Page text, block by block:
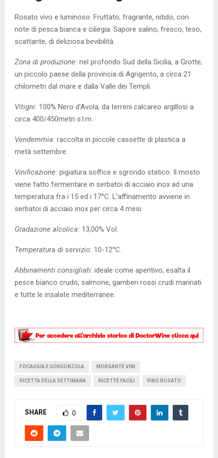
Rosato vivo e luminoso. Fruttato, fragrante, nitido, con
note di pesca bianca e ciliegia. Sapore salino, fresco, teso,
scattante, di deliziosa bevibilità.
Zona di produzione: nel profondo Sud della Sicilia, a Grotte,
un piccolo paese della provincia di Agrigento, a circa 21
chilometri dal mare e dalla Valle dei Templi.
Vitigni: 100% Nero d’Avola, da terreni calcareo argillosi a
circa 400/450metri s.l.m.
Vendemmia: raccolta in piccole cassette di plastica a
metà settembre.
Vinificazione: pigiatura soffice e sgrondo statico. Il mosto
viene fatto fermentare in serbatoi di acciaio inox ad una
temperatura fra i 15 ed i 17°C. L’affinamento avviene in
serbatoi di acciaio inox per circa 4 mesi.
Gradazione alcolica: 13,00% Vol.
Temperatura di servizio: 10-12°C.
Abbinamenti consigliati: ideale come aperitivo, esalta il
pesce bianco crudo, salmone, gamberi rossi crudi marinati
e tutte le insalate mediterranee.
FOCAGGIA E GORGONZOLA MORGANTE VINI
RICETTA DELLA SETTIMANA RICETTE FACILI VINO ROSATO
SHARE 0